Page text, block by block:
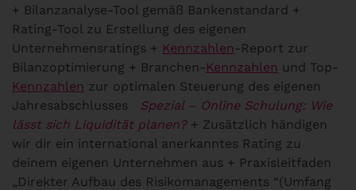
+ Bilanzanalyse-Tool gemäß Bankenstandard +
Rating-Tool zu Erstellung des eigenen
Unternehmensratings + Kennzahlen-Report zur
Bilanzoptimierung + Branchen- Kennzahlen und Top-
Kennzahlen zur optimalen Steuerung des eigenen
Jahresabschlusses
Spezial – Online Schulung: Wie
lässt sich Liquidität planen?+ Zusätzlich händigen
wir dir ein international anerkanntes Rating zu
deinem eigenen Unternehmen aus + Praxisleitfaden
„Direkter Aufbau des Risikomanagements “(Umfang